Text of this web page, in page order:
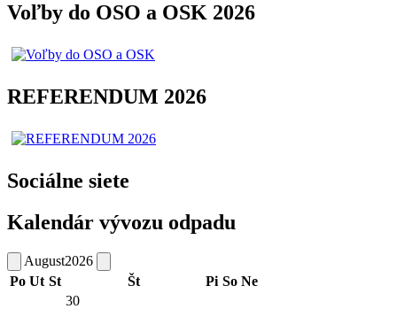
Voľby do OSO a OSK 2026
REFERENDUM 2026
Sociálne siete
Kalendár vývozu odpadu
August2026
Po Ut St Št Pi So Ne
30